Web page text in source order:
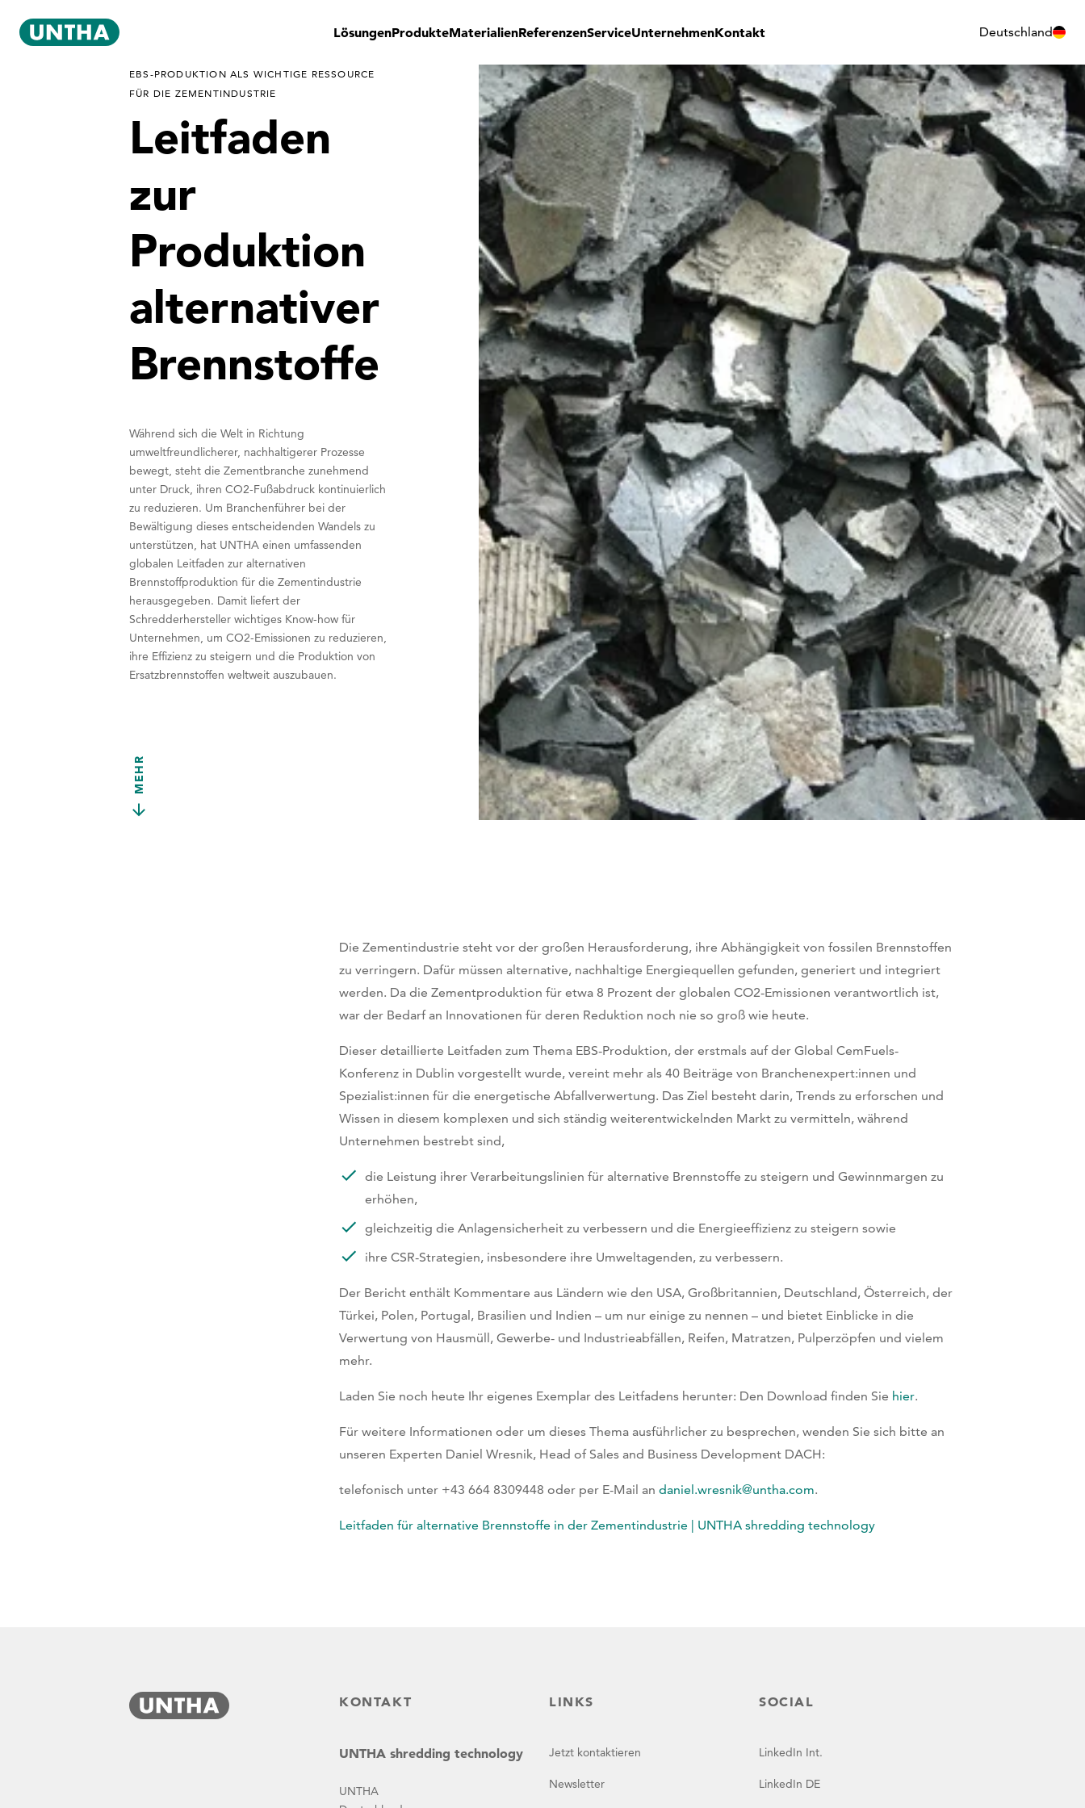
LösungenProdukteMaterialienReferenzenServiceUnternehmenKontakt Deutschland
EBS-PRODUKTION ALS WICHTIGE RESSOURCE
FÜR DIE ZEMENTINDUSTRIE
Leitfaden
zur
Produktion
alternativer
Brennstoffe
Während sich die Welt in Richtung
umweltfreundlicherer, nachhaltigerer Prozesse
bewegt, steht die Zementbranche zunehmend
unter Druck, ihren CO2-Fußabdruck kontinuierlich
zu reduzieren. Um Branchenführer bei der
Bewältigung dieses entscheidenden Wandels zu
unterstützen, hat UNTHA einen umfassenden
globalen Leitfaden zur alternativen
Brennstoffproduktion für die Zementindustrie
herausgegeben. Damit liefert der
Schredderhersteller wichtiges Know-how für
Unternehmen, um CO2-Emissionen zu reduzieren,
ihre Effizienz zu steigern und die Produktion von
Ersatzbrennstoffen weltweit auszubauen.
MEHR
Die Zementindustrie steht vor der großen Herausforderung, ihre Abhängigkeit von fossilen Brennstoffen
zu verringern. Dafür müssen alternative, nachhaltige Energiequellen gefunden, generiert und integriert
werden. Da die Zementproduktion für etwa 8 Prozent der globalen CO2-Emissionen verantwortlich ist,
war der Bedarf an Innovationen für deren Reduktion noch nie so groß wie heute.
Dieser detaillierte Leitfaden zum Thema EBS-Produktion, der erstmals auf der Global CemFuels-
Konferenz in Dublin vorgestellt wurde, vereint mehr als 40 Beiträge von Branchenexpert:innen und
Spezialist:innen für die energetische Abfallverwertung. Das Ziel besteht darin, Trends zu erforschen und
Wissen in diesem komplexen und sich ständig weiterentwickelnden Markt zu vermitteln, während
Unternehmen bestrebt sind,
die Leistung ihrer Verarbeitungslinien für alternative Brennstoffe zu steigern und Gewinnmargen zu
erhöhen,
gleichzeitig die Anlagensicherheit zu verbessern und die Energieeffizienz zu steigern sowie
ihre CSR-Strategien, insbesondere ihre Umweltagenden, zu verbessern.
Der Bericht enthält Kommentare aus Ländern wie den USA, Großbritannien, Deutschland, Österreich, der
Türkei, Polen, Portugal, Brasilien und Indien – um nur einige zu nennen – und bietet Einblicke in die
Verwertung von Hausmüll, Gewerbe- und Industrieabfällen, Reifen, Matratzen, Pulperzöpfen und vielem
mehr.
Laden Sie noch heute Ihr eigenes Exemplar des Leitfadens herunter: Den Download finden Sie hier.
Für weitere Informationen oder um dieses Thema ausführlicher zu besprechen, wenden Sie sich bitte an
unseren Experten Daniel Wresnik, Head of Sales and Business Development DACH:
telefonisch unter +43 664 8309448 oder per E-Mail andaniel.wresnik@untha.com.
Leitfaden für alternative Brennstoffe in der Zementindustrie | UNTHA shredding technology
KONTAKT
UNTHA shredding technology
UNTHA
LINKS
Jetzt kontaktieren
Newsletter
SOCIAL
LinkedIn Int.
LinkedIn DE